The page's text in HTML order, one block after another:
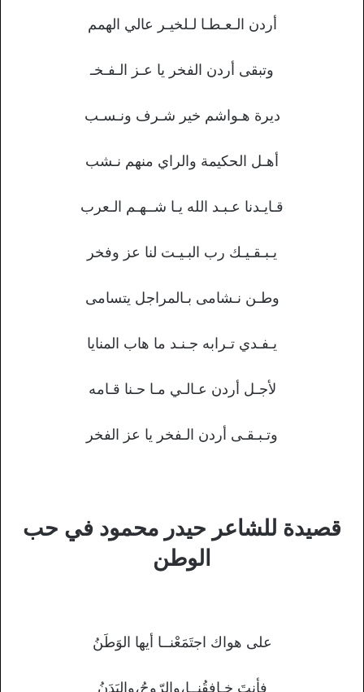
أردن الـعـطـا لـلخيـر عالي الهمم
وتبقى أردن الفخر يا عـز الـفـخـ
ديرة هـواشم خير شـرف ونـسـب
أهـل الحكيمة والراي منهم نـشب
قـايـدنا عـبـد الله يـا شــهـم الـعرب
يـبـقـيـك رب البـيـت لنا عز وفخر
وطـن نـشامى بـالمراجل يتسامى
يـفـدي تـرابه جـنـد ما هاب المنايا
لأجـل أردن عـالـي مـا حـنا قـامه
وتـبـقـى أردن الـفخر يا عز الفخر
قصيدة للشاعر حيدر محمود في حب
الوطن
على هواك اجتَمَعْنــا أيها الوَطَنُ
فأنتَ خـافِقُنــا،والرّوحُ،والبَدَنُ